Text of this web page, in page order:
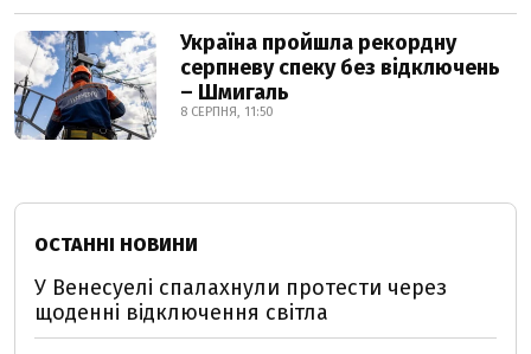
Україна пройшла рекордну
серпневу спеку без відключень
– Шмигаль
8 СЕРПНЯ, 11:50
ОСТАННІ НОВИНИ
У Венесуелі спалахнули протести через
щоденні відключення світла